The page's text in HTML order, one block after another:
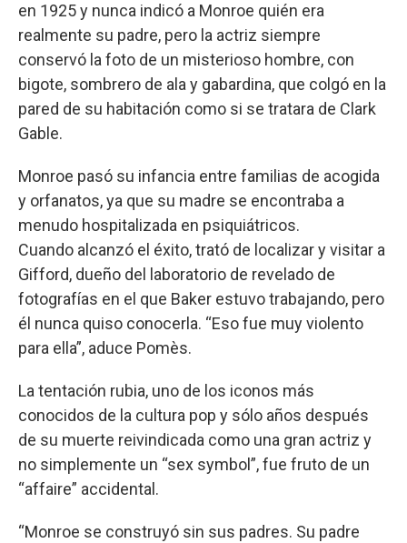
en 1925 y nunca indicó a Monroe quién era
realmente su padre, pero la actriz siempre
conservó la foto de un misterioso hombre, con
bigote, sombrero de ala y gabardina, que colgó en la
pared de su habitación como si se tratara de Clark
Gable.
Monroe pasó su infancia entre familias de acogida
y orfanatos, ya que su madre se encontraba a
menudo hospitalizada en psiquiátricos.
Cuando alcanzó el éxito, trató de localizar y visitar a
Gifford, dueño del laboratorio de revelado de
fotografías en el que Baker estuvo trabajando, pero
él nunca quiso conocerla. “Eso fue muy violento
para ella”, aduce Pomès.
La tentación rubia, uno de los iconos más
conocidos de la cultura pop y sólo años después
de su muerte reivindicada como una gran actriz y
no simplemente un “sex symbol”, fue fruto de un
“affaire” accidental.
“Monroe se construyó sin sus padres. Su padre